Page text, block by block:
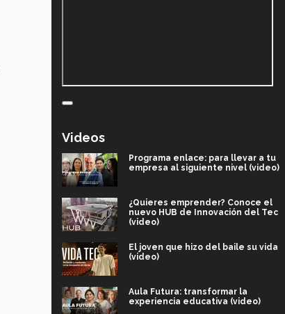
Videos
Programa enlace: para llevar a tu
empresa al siguiente nivel (video)
¿Quieres emprender? Conoce el
nuevo HUB de Innovación del Tec
(video)
El joven que hizo del baile su vida
(video)
Aula Futura: transformar la
experiencia educativa (video)